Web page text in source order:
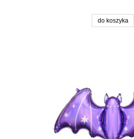
do koszyka